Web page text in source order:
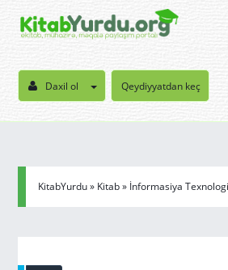
Daxil ol Qeydiyyatdan keç
KitabYurdu» Kitab» İnformasiya